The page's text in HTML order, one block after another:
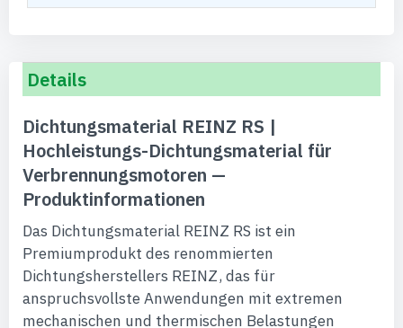
Details
Dichtungsmaterial REINZ RS |
Hochleistungs-Dichtungsmaterial für
Verbrennungsmotoren —
Produktinformationen
Das Dichtungsmaterial REINZ RS ist ein
Premiumprodukt des renommierten
Dichtungsherstellers REINZ, das für
anspruchsvollste Anwendungen mit extremen
mechanischen und thermischen Belastungen